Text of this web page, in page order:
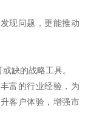
现问题，更能推动
缺的战略工具。
富的行业经验，为
客户体验，增强市